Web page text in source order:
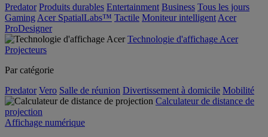
Predator Produits durables Entertainment Business Tous les jours
Gaming Acer SpatialLabs™ Tactile Moniteur intelligent Acer
ProDesigner
Technologie d'affichage Acer
Projecteurs
Par catégorie
Predator Vero Salle de réunion Divertissement à domicile Mobilité
Calculateur de distance de
projection
Affichage numérique